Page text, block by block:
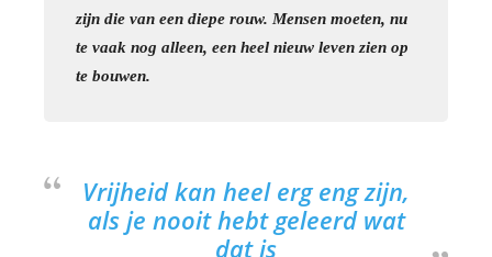
zijn die van een diepe rouw. Mensen moeten, nu
te vaak nog alleen, een heel nieuw leven zien op
te bouwen.
Vrijheid kan heel erg eng zijn,
als je nooit hebt geleerd wat
dat is